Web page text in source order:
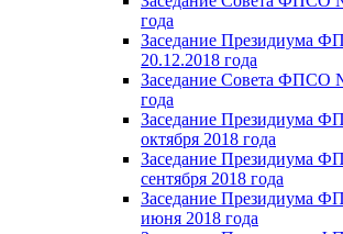
года
Заседание Президиума
20.12.2018 года
Заседание Совета ФПСО
года
Заседание Президиума
октября 2018 года
Заседание Президиума
сентября 2018 года
Заседание Президиума
июня 2018 года